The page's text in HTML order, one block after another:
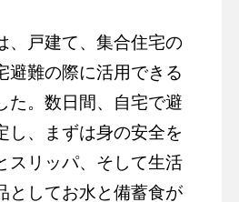
、戸建て、集合住宅の
避難の際に活用できる
た。数日間、自宅で避
し、まずは身の安全を
スリッパ、そして生活
としてお水と備蓄食が